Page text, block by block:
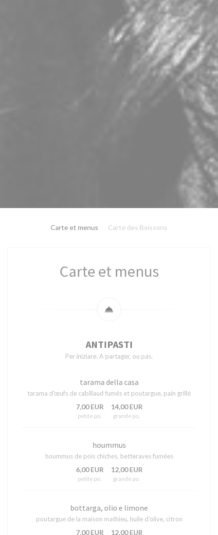
Carte et menus Carte des Boissons
Carte et menus
ANTIPASTI
Per iniziare. A partager, ou pas.
tarama della casa
tarama d'œufs de cabillaud fumés et poutargue, pain grillé
7,00 EUR
petite po.
14,00 EUR
grande po.
hoummus
hoummus de pois chiches, betteraves fumées
6,00 EUR
petite po.
12,00 EUR
grande po.
bottarga, olio e limone
poutargue de la maison mathieu, huile d'olive, citron
7,00 EUR 12,00 EUR